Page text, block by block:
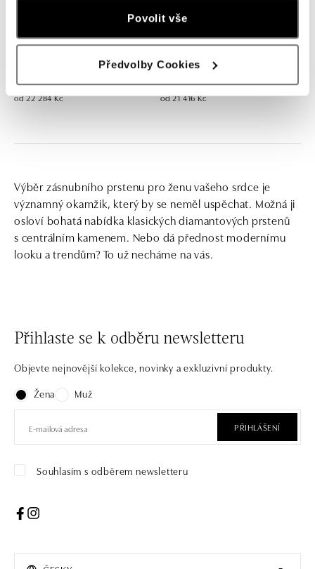
Povolit vše
Předvolby Cookies
Prsten s diamanty a rhodolitem
od 22 284 Kč
Prsten s diamanty a rhodolitem
Bonbon
od 21 416 Kč
Výběr zásnubního prstenu pro ženu vašeho srdce je
významný okamžik, který by se neměl uspěchat. Možná ji
osloví bohatá nabídka klasických diamantových prstenů
s centrálním kamenem. Nebo dá přednost modernímu
looku a trendům? To už necháme na vás.
Přihlaste se k odběru newsletteru
Objevte nejnovější kolekce, novinky a exkluzivní produkty.
Žena
Muž
PŘIHLÁŠENÍ
Souhlasím s odběrem newsletteru